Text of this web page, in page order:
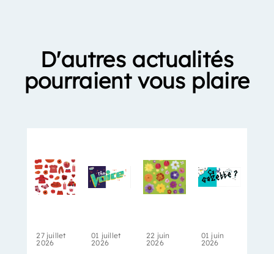
D'autres actualités
pourraient vous plaire
27 juillet
2026
01 juillet
2026
22 juin
2026
01 juin
2026